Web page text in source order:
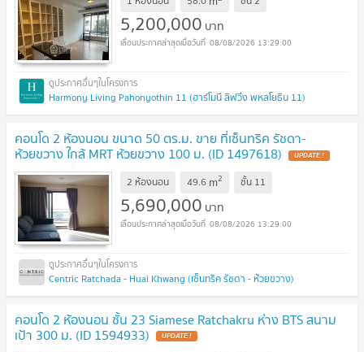
5,200,000 บาท
08/08/2026 13:29:00
Harmony Living Pahonyothin 11 (ฮาร์โมนี ลิฟวิ่ง พหลโยธิน 11)
คอนโด 2 ห้องนอน ขนาด 50 ตร.ม. ขาย ที่เซ็นทริค รัชดา-
ห้วยขวาง ใกล้ MRT ห้วยขวาง 100 ม. (ID 1497618) UPDATE !
2 ห้องนอน 49.6 m2 ชั้น 11
5,690,000 บาท
08/08/2026 13:29:00
Centric Ratchada - Huai Khwang (เซ็นทริค รัชดา - ห้วยขวาง)
คอนโด 2 ห้องนอน ชั้น 23 Siamese Ratchakru ห่าง BTS สนาม
เป้า 300 ม. (ID 1594933) UPDATE !